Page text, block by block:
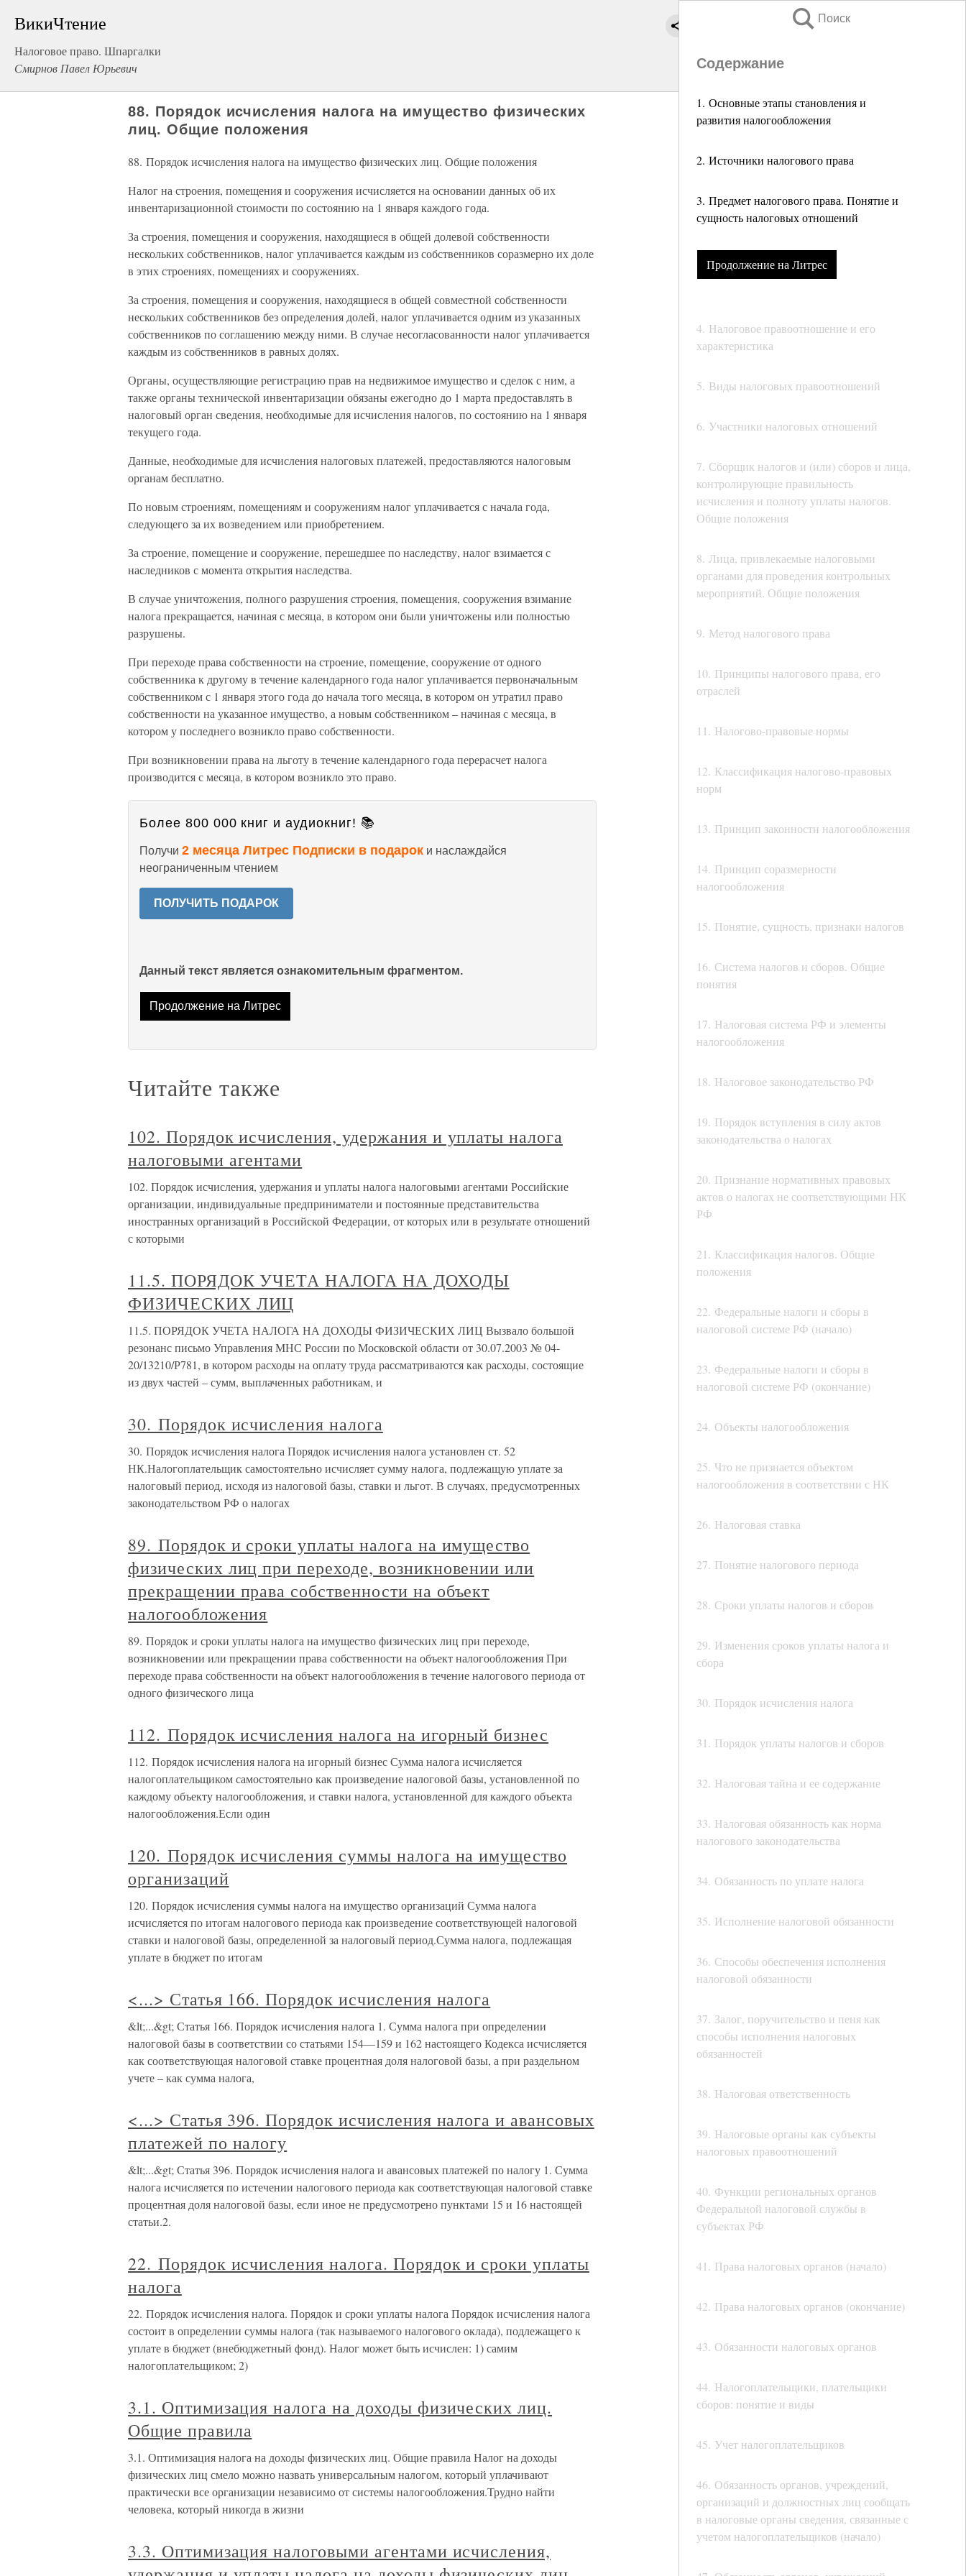
ВикиЧтение
Налоговое право. Шпаргалки
Смирнов Павел Юрьевич
Поиск
Содержание
1. Основные этапы становления и
развития налогообложения
2. Источники налогового права
3. Предмет налогового права. Понятие и
сущность налоговых отношений
Продолжение на Литрес
4. Налоговое правоотношение и его
характеристика
5. Виды налоговых правоотношений
6. Участники налоговых отношений
7. Сборщик налогов и (или) сборов и лица,
контролирующие правильность
исчисления и полноту уплаты налогов.
Общие положения
8. Лица, привлекаемые налоговыми
органами для проведения контрольных
мероприятий. Общие положения
9. Метод налогового права
10. Принципы налогового права, его
отраслей
11. Налогово-правовые нормы
12. Классификация налогово-правовых
норм
13. Принцип законности налогообложения
14. Принцип соразмерности
налогообложения
15. Понятие, сущность, признаки налогов
16. Система налогов и сборов. Общие
понятия
17. Налоговая система РФ и элементы
налогообложения
18. Налоговое законодательство РФ
19. Порядок вступления в силу актов
законодательства о налогах
20. Признание нормативных правовых
актов о налогах не соответствующими НК
РФ
21. Классификация налогов. Общие
положения
22. Федеральные налоги и сборы в
налоговой системе РФ (начало)
23. Федеральные налоги и сборы в
налоговой системе РФ (окончание)
24. Объекты налогообложения
25. Что не признается объектом
налогообложения в соответствии с НК
26. Налоговая ставка
27. Понятие налогового периода
28. Сроки уплаты налогов и сборов
29. Изменения сроков уплаты налога и
сбора
30. Порядок исчисления налога
31. Порядок уплаты налогов и сборов
32. Налоговая тайна и ее содержание
33. Налоговая обязанность как норма
налогового законодательства
34. Обязанность по уплате налога
35. Исполнение налоговой обязанности
36. Способы обеспечения исполнения
налоговой обязанности
37. Залог, поручительство и пеня как
способы исполнения налоговых
обязанностей
38. Налоговая ответственность
39. Налоговые органы как субъекты
налоговых правоотношений
40. Функции региональных органов
Федеральной налоговой службы в
субъектах РФ
41. Права налоговых органов (начало)
42. Права налоговых органов (окончание)
43. Обязанности налоговых органов
44. Налогоплательщики, плательщики
сборов: понятие и виды
45. Учет налогоплательщиков
46. Обязанность органов, учреждений,
организаций и должностных лиц сообщать
в налоговые органы сведения, связанные с
учетом налогоплательщиков (начало)
88. Порядок исчисления налога на имущество физических
лиц. Общие положения
88. Порядок исчисления налога на имущество физических лиц. Общие положения
Налог на строения, помещения и сооружения исчисляется на основании данных об их
инвентаризационной стоимости по состоянию на 1 января каждого года.
За строения, помещения и сооружения, находящиеся в общей долевой собственности
нескольких собственников, налог уплачивается каждым из собственников соразмерно их доле
в этих строениях, помещениях и сооружениях.
За строения, помещения и сооружения, находящиеся в общей совместной собственности
нескольких собственников без определения долей, налог уплачивается одним из указанных
собственников по соглашению между ними. В случае несогласованности налог уплачивается
каждым из собственников в равных долях.
Органы, осуществляющие регистрацию прав на недвижимое имущество и сделок с ним, а
также органы технической инвентаризации обязаны ежегодно до 1 марта предоставлять в
налоговый орган сведения, необходимые для исчисления налогов, по состоянию на 1 января
текущего года.
Данные, необходимые для исчисления налоговых платежей, предоставляются налоговым
органам бесплатно.
По новым строениям, помещениям и сооружениям налог уплачивается с начала года,
следующего за их возведением или приобретением.
За строение, помещение и сооружение, перешедшее по наследству, налог взимается с
наследников с момента открытия наследства.
В случае уничтожения, полного разрушения строения, помещения, сооружения взимание
налога прекращается, начиная с месяца, в котором они были уничтожены или полностью
разрушены.
При переходе права собственности на строение, помещение, сооружение от одного
собственника к другому в течение календарного года налог уплачивается первоначальным
собственником с 1 января этого года до начала того месяца, в котором он утратил право
собственности на указанное имущество, а новым собственником – начиная с месяца, в
котором у последнего возникло право собственности.
При возникновении права на льготу в течение календарного года перерасчет налога
производится с месяца, в котором возникло это право.
Более 800 000 книг и аудиокниг! 📚
Получи 2 месяца Литрес Подписки в подарок и наслаждайся
неограниченным чтением
ПОЛУЧИТЬ ПОДАРОК
Данный текст является ознакомительным фрагментом.
Продолжение на Литрес
Читайте также
102. Порядок исчисления, удержания и уплаты налога
налоговыми агентами
102. Порядок исчисления, удержания и уплаты налога налоговыми агентами Российские
организации, индивидуальные предприниматели и постоянные представительства
иностранных организаций в Российской Федерации, от которых или в результате отношений
с которыми
11.5. ПОРЯДОК УЧЕТА НАЛОГА НА ДОХОДЫ
ФИЗИЧЕСКИХ ЛИЦ
11.5. ПОРЯДОК УЧЕТА НАЛОГА НА ДОХОДЫ ФИЗИЧЕСКИХ ЛИЦ Вызвало большой
резонанс письмо Управления МНС России по Московской области от 30.07.2003 № 04-
20/13210/Р781, в котором расходы на оплату труда рассматриваются как расходы, состоящие
из двух частей – сумм, выплаченных работникам, и
30. Порядок исчисления налога
30. Порядок исчисления налога Порядок исчисления налога установлен ст. 52
НК.Налогоплательщик самостоятельно исчисляет сумму налога, подлежащую уплате за
налоговый период, исходя из налоговой базы, ставки и льгот. В случаях, предусмотренных
законодательством РФ о налогах
89. Порядок и сроки уплаты налога на имущество
физических лиц при переходе, возникновении или
прекращении права собственности на объект
налогообложения
89. Порядок и сроки уплаты налога на имущество физических лиц при переходе,
возникновении или прекращении права собственности на объект налогообложения При
переходе права собственности на объект налогообложения в течение налогового периода от
одного физического лица
112. Порядок исчисления налога на игорный бизнес
112. Порядок исчисления налога на игорный бизнес Сумма налога исчисляется
налогоплательщиком самостоятельно как произведение налоговой базы, установленной по
каждому объекту налогообложения, и ставки налога, установленной для каждого объекта
налогообложения.Если один
120. Порядок исчисления суммы налога на имущество
организаций
120. Порядок исчисления суммы налога на имущество организаций Сумма налога
исчисляется по итогам налогового периода как произведение соответствующей налоговой
ставки и налоговой базы, определенной за налоговый период.Сумма налога, подлежащая
уплате в бюджет по итогам
<...> Статья 166. Порядок исчисления налога
&lt;...&gt; Статья 166. Порядок исчисления налога 1. Сумма налога при определении
налоговой базы в соответствии со статьями 154—159 и 162 настоящего Кодекса исчисляется
как соответствующая налоговой ставке процентная доля налоговой базы, а при раздельном
учете – как сумма налога,
<...> Статья 396. Порядок исчисления налога и авансовых
платежей по налогу
&lt;...&gt; Статья 396. Порядок исчисления налога и авансовых платежей по налогу 1. Сумма
налога исчисляется по истечении налогового периода как соответствующая налоговой ставке
процентная доля налоговой базы, если иное не предусмотрено пунктами 15 и 16 настоящей
статьи.2.
22. Порядок исчисления налога. Порядок и сроки уплаты
налога
22. Порядок исчисления налога. Порядок и сроки уплаты налога Порядок исчисления налога
состоит в определении суммы налога (так называемого налогового оклада), подлежащего к
уплате в бюджет (внебюджетный фонд). Налог может быть исчислен: 1) самим
налогоплательщиком; 2)
3.1. Оптимизация налога на доходы физических лиц.
Общие правила
3.1. Оптимизация налога на доходы физических лиц. Общие правила Налог на доходы
физических лиц смело можно назвать универсальным налогом, который уплачивают
практически все организации независимо от системы налогообложения.Трудно найти
человека, который никогда в жизни
3.3. Оптимизация налоговыми агентами исчисления,